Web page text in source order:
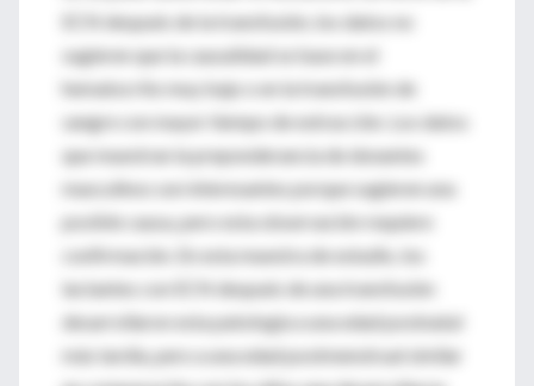
ECN después de la transfusión, los datos no
sugieren que la causalidad se base en el
hematocrito muy bajo o en la transfusión de
sangre con mayor tiempo de extracción. Los datos
que muestran la preponderancia de donantes
masculinos son interesantes porque sugieren una
posible causa, pero esta observación requiere
confirmación. En esta muestra de estudio, los
lactantes con ECN después de una transfusión
desarrollaron esta patología a una edad postnatal
más tardía, pero a una edad postmenstrual similar